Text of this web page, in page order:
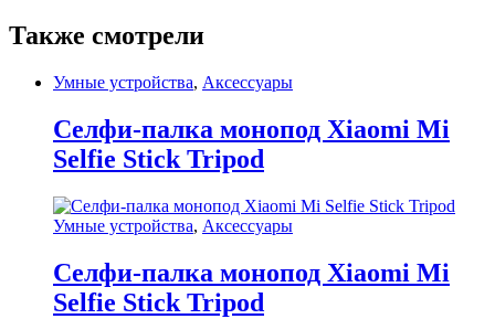
Также смотрели
Умные устройства, Аксессуары
Селфи-палка монопод Xiaomi Mi
Selfie Stick Tripod
Умные устройства, Аксессуары
Селфи-палка монопод Xiaomi Mi
Selfie Stick Tripod